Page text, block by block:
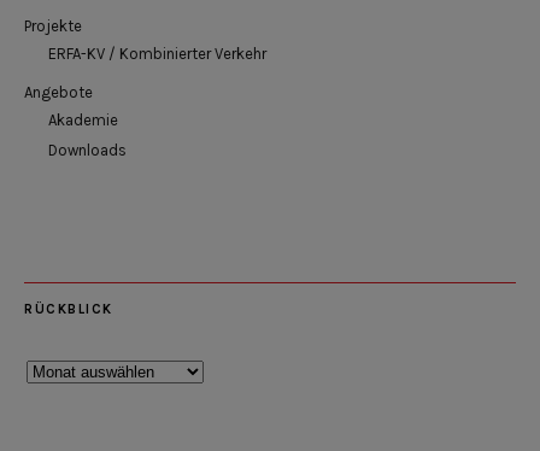
Projekte
ERFA-KV / Kombinierter Verkehr
Angebote
Akademie
Downloads
RÜCKBLICK
Rückblick